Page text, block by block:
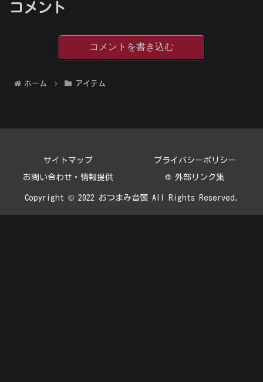
コメント
コメントを書き込む
ホーム アイテム
サイトマップ プライバシーポリシー
お問い合わせ・情報提供 🌐 外部リンク集
Copyright © 2022 おつまみ音頭 All Rights Reserved.